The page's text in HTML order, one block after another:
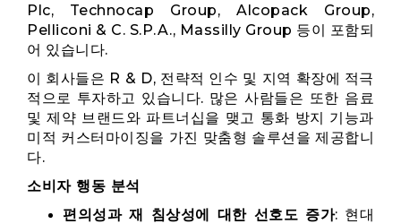
Plc, Technocap Group, Alcopack Group,
Pelliconi & C. S.P.A., Massilly Group 등이 포함되
어 있습니다.
이 회사들은 R & D, 전략적 인수 및 지역 확장에 적극
적으로 투자하고 있습니다. 많은 사람들은 또한 음료
및 제약 브랜드와 파트너십을 맺고 통화 방지 기능과
미적 커스터마이징을 가진 맞춤형 솔루션을 제공합니
다.
소비자 행동 분석
편의성과 재 침상성에 대한 선호도 증가: 현대